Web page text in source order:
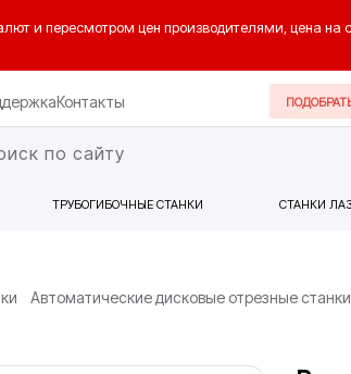
и пересмотром цен производителями, цена
Контакты
ТРУБОГИБОЧНЫЕ СТАНКИ СТАНКИ
Автоматические дисковые отрезные станки